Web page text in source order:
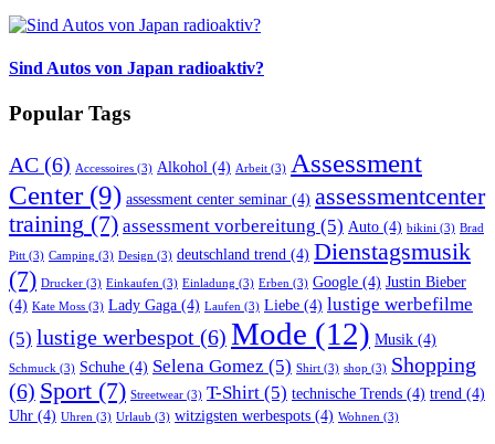
Sind Autos von Japan radioaktiv?
Popular Tags
AC (6) Accessoires (3) Alkohol (4) Arbeit (3) Assessment
Center(9) assessment center seminar (4) assessmentcenter
training (7) assessment vorbereitung (5) Auto (4) bikini (3) Brad
Pitt (3) Camping (3) Design (3) deutschland trend (4) Dienstagsmusik
(7) Drucker (3) Einkaufen (3) Einladung (3) Erben (3) Google (4) Justin Bieber
(4) Kate Moss (3) Lady Gaga (4) Laufen (3) Liebe (4) lustige werbefilme
(5) lustige werbespot (6) Mode (12) Musik (4)
Schmuck (3) Schuhe (4) Selena Gomez (5) Shirt (3) shop (3) Shopping
(6) Sport (7) Streetwear (3) T-Shirt (5) technische Trends (4) trend (4)
Uhr (4) Uhren (3) Urlaub (3) witzigsten werbespots (4) Wohnen (3)